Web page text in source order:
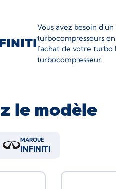
Vous avez besoin
turbocompresseurs
l'achat de votre turbo
turbocompresseur.
le modèle
MARQUE
INFINITI